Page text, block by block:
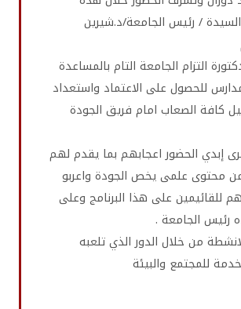
السيدة / رئيس الجامعة/د.شيرين
التزام الجامعة التام بالمساعدة
للحصول على الاعتماد واستعداد
كافة الصعاب امام فريق الجودة
إبدي الحضور اعجابهم بما يقدم لهم
محتوى علمى يخص الجودة واعربو
للقائيمين على هذا البرنامج وعلى
رئيس الجامعة .
من خلال الدور الذي تلعبه
للمجتمع والبيئة